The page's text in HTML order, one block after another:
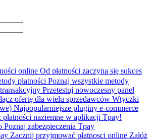
online Od płatności zaczyna się sukces
płatności Poznaj wszystkie metody
Przetestuj nowoczesny panel
ofertę dla wielu sprzedawców Wtyczki
Najpopularniejsze pluginy e-commerce
płatności naziemne w aplikacji Tpay!
Poznaj zabezpieczenia Tpay
Zacznij przyjmować płatnosci online Załóż